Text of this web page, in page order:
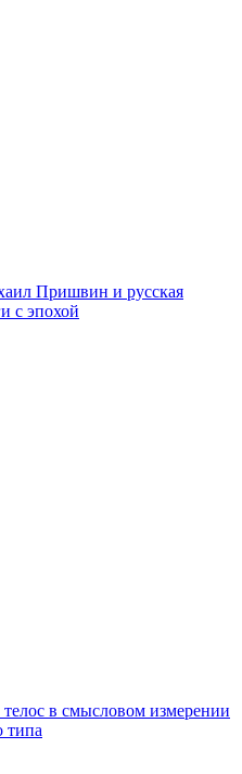
Пришвин и русская
с эпохой
в смысловом измерении
типа